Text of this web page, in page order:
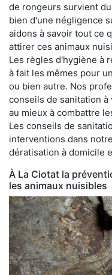
de rongeurs survient
bien d'une négligence
aidons à savoir tout ce
attirer ces animaux
Les règles d'hygiène à
à fait les mêmes pour
ou bien autre. Nos
conseils de sanitation
au mieux à combattre
Les conseils de
interventions dans
dératisation à domicile
À La Ciotat la
les animaux nuisibles